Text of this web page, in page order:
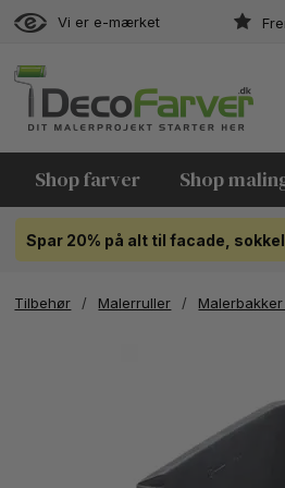
Vi er e-mærket
Shop farver Shop
Spar 20% på alt til facade,
Tilbehør / Malerruller /